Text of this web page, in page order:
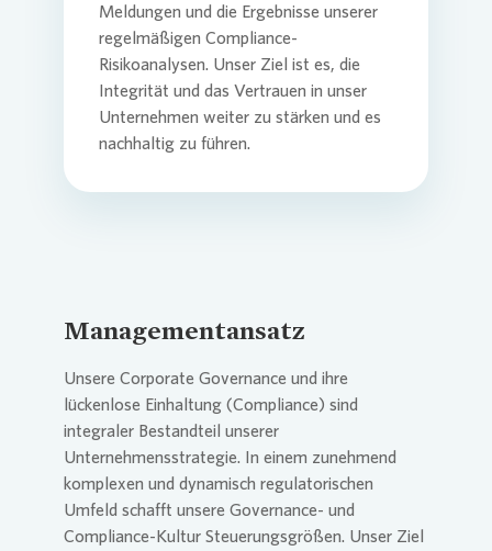
Meldungen und die Ergebnisse unserer
regelmäßigen Compliance-
Risikoanalysen. Unser Ziel ist es, die
Integrität und das Vertrauen in unser
Unternehmen weiter zu stärken und es
nachhaltig zu führen.
Managementansatz
Unsere Corporate Governance und ihre
lückenlose Einhaltung (Compliance) sind
integraler Bestandteil unserer
Unternehmensstrategie. In einem zunehmend
komplexen und dynamisch regulatorischen
Umfeld schafft unsere Governance- und
Compliance-Kultur Steuerungsgrößen. Unser Ziel